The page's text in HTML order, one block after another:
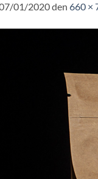
01/2020den 660 ×